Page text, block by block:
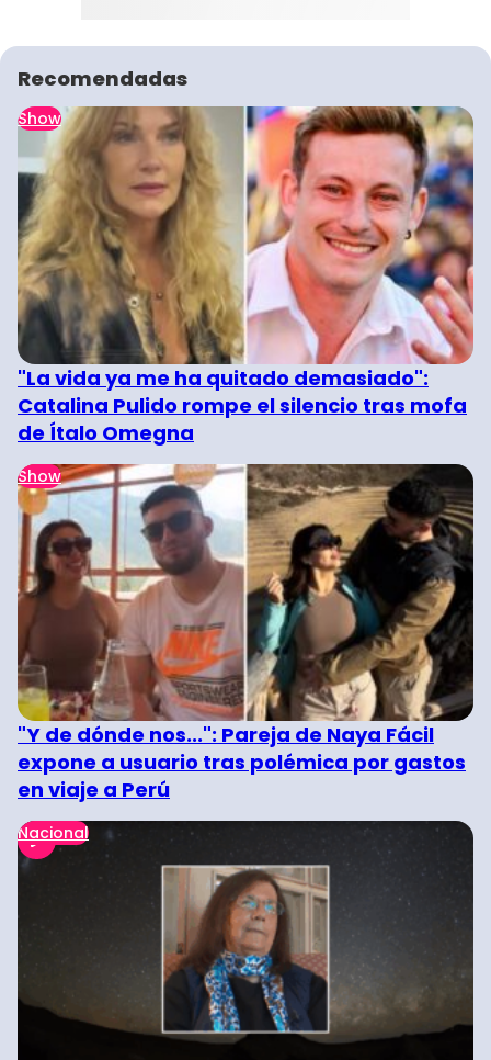
Recomendadas
Show
"La vida ya me ha quitado demasiado":
Catalina Pulido rompe el silencio tras mofa
de Ítalo Omegna
Show
"Y de dónde nos...": Pareja de Naya Fácil
expone a usuario tras polémica por gastos
en viaje a Perú
Nacional